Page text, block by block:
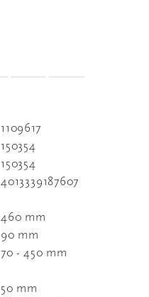
1109617
150354
150354
4013339187607
460 mm
90 mm
70 - 450 mm
50 mm